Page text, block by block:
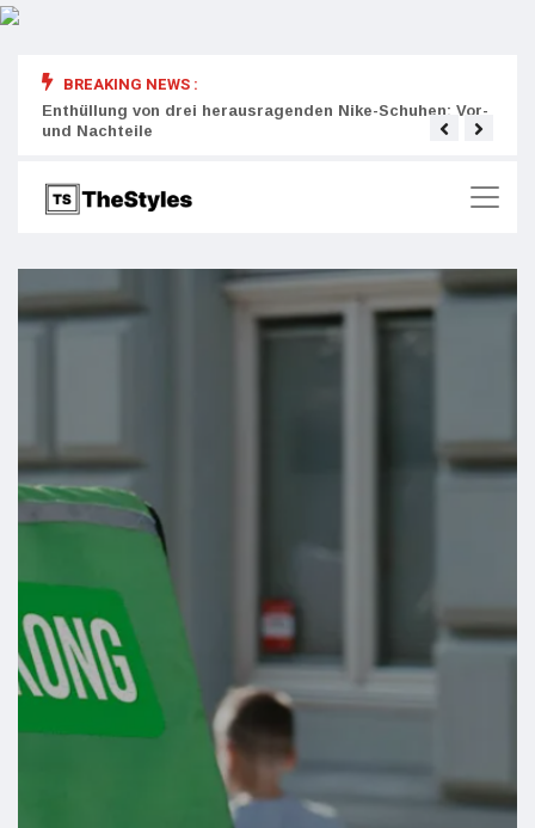
BREAKING NEWS :
Enthüllung von drei herausragenden Nike-Schuhen: Vor-
und Nachteile